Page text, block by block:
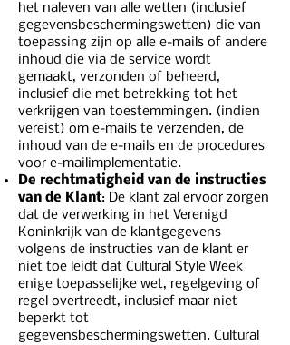
het naleven van alle wetten (inclusief
gegevensbeschermingswetten) die van
toepassing zijn op alle e-mails of andere
inhoud die via de service wordt
gemaakt, verzonden of beheerd,
inclusief die met betrekking tot het
verkrijgen van toestemmingen. (indien
vereist) om e-mails te verzenden, de
inhoud van de e-mails en de procedures
voor e-mailimplementatie.
De rechtmatigheid van de instructies
van de Klant: De klant zal ervoor zorgen
dat de verwerking in het Verenigd
Koninkrijk van de klantgegevens
volgens de instructies van de klant er
niet toe leidt dat Cultural Style Week
enige toepasselijke wet, regelgeving of
regel overtreedt, inclusief maar niet
beperkt tot
gegevensbeschermingswetten. Cultural